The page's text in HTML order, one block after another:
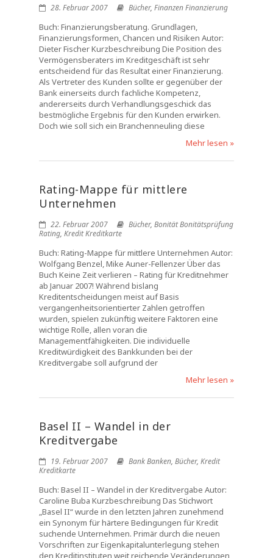
28. Februar 2007 Bücher, Finanzen Finanzierung
Buch: Finanzierungsberatung. Grundlagen,
Finanzierungsformen, Chancen und Risiken Autor:
Dieter Fischer Kurzbeschreibung Die Position des
Vermögensberaters im Kreditgeschäft ist sehr
entscheidend für das Resultat einer Finanzierung.
Als Vertreter des Kunden sollte er gegenüber der
Bank einerseits durch fachliche Kompetenz,
andererseits durch Verhandlungsgeschick das
bestmögliche Ergebnis für den Kunden erwirken.
Doch wie soll sich ein Branchenneuling diese
Mehr lesen »
Rating-Mappe für mittlere
Unternehmen
22. Februar 2007 Bücher, Bonität Bonitätsprüfung
Rating, Kredit Kreditkarte
Buch: Rating-Mappe für mittlere Unternehmen Autor:
Wolfgang Benzel, Mike Auner-Fellenzer Über das
Buch Keine Zeit verlieren – Rating für Kreditnehmer
ab Januar 2007! Während bislang
Kreditentscheidungen meist auf Basis
vergangenheitsorientierter Zahlen getroffen
wurden, spielen zukünftig weitere Faktoren eine
wichtige Rolle, allen voran die
Managementfähigkeiten. Die individuelle
Kreditwürdigkeit des Bankkunden bei der
Kreditvergabe soll aufgrund der
Mehr lesen »
Basel II – Wandel in der
Kreditvergabe
19. Februar 2007 Bank Banken, Bücher, Kredit
Kreditkarte
Buch: Basel II – Wandel in der Kreditvergabe Autor:
Caroline Buba Kurzbeschreibung Das Stichwort
„Basel II“ wurde in den letzten Jahren zunehmend
ein Synonym für härtere Bedingungen für Kredit
suchende Unternehmen. Primär durch die neuen
Vorschriften zur Eigenkapitalunterlegung stehen
den Kreditinstituten weit reichende Veränderungen